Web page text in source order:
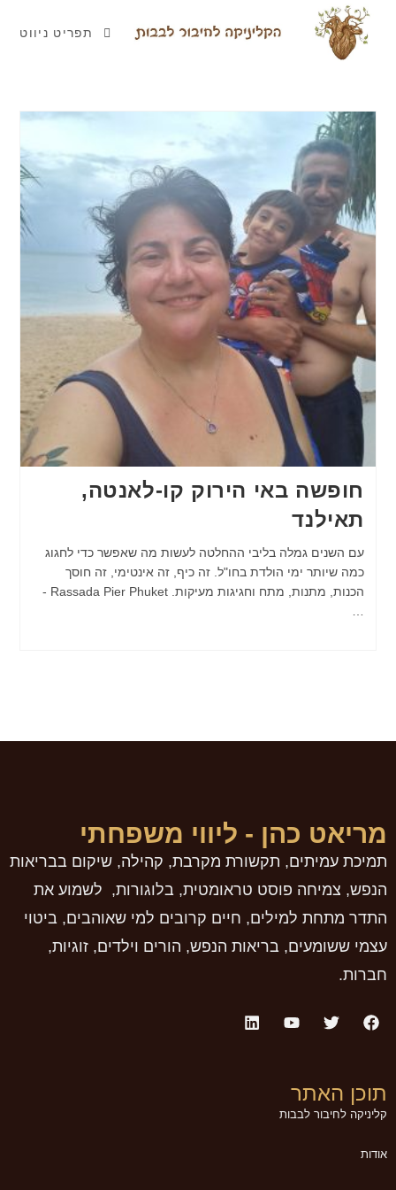
תפריט ניווט
חופשה באי הירוק קו-לאנטה,
תאילנד
עם השנים גמלה בליבי ההחלטה לעשות מה שאפשר כדי לחגוג
כמה שיותר ימי הולדת בחו"ל. זה כיף, זה אינטימי, זה חוסך
הכנות, מתנות, מתח וחגיגות מעיקות. Rassada Pier Phuket -
מריאט כהן - ליווי משפחתי
תמיכת עמיתים, תקשורת מקרבת, קהילה, שיקום בבריאות
הנפש, צמיחה פוסט טראומטית, בלוגורות, לשמוע את
התדר מתחת למילים, חיים קרובים למי שאוהבים, ביטוי
עצמי ששומעים, בריאות הנפש, הורים וילדים, זוגיות,
חברות.
תוכן האתר
קליניקה לחיבור לבבות
אודות